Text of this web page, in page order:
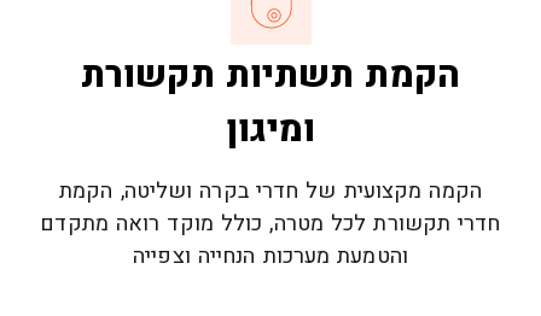
הקמת תשתיות תקשורת
ומיגון
הקמה מקצועית של חדרי בקרה ושליטה, הקמת
חדרי תקשורת לכל מטרה, כולל מוקד רואה מתקדם
והטמעת מערכות הנחייה וצפייה